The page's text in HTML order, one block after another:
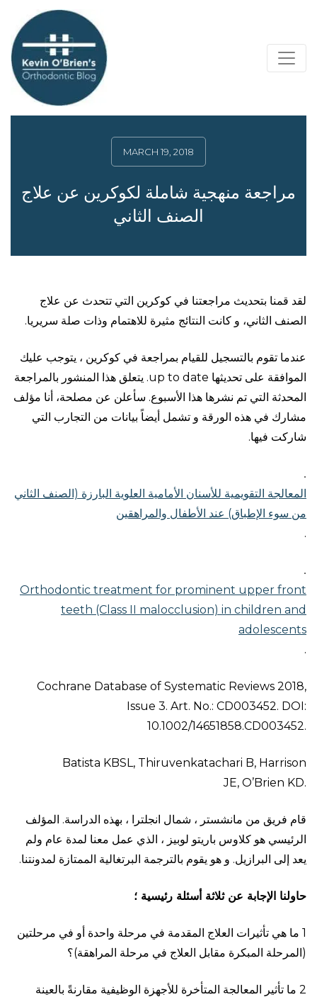
MARCH 19, 2018
مراجعة منهجية شاملة لكوكرين عن علاج
الصنف الثاني
لقد قمنا بتحديث مراجعتنا في كوكرين التي تتحدث عن علاج
الصنف الثاني، و كانت النتائج مثيرة للاهتمام وذات صلة سريريا.
عندما تقوم بالتسجيل للقيام بمراجعة في كوكرين ، يتوجب عليك
الموافقة على تحديثها up to date. يتعلق هذا المنشور بالمراجعة
المحدثة التي تم نشرها هذا الأسبوع. سأعلن عن مصلحة، أنا مؤلف
مشارك في هذه الورقة و تشمل أيضاً بيانات من التجارب التي
شاركت فيها.
.
المعالجة التقويمية للأسنان الأمامية العلوية البارزة (الصنف الثاني
من سوء الإطباق) عند الأطفال والمراهقين
.
.
Orthodontic treatment for prominent upper front
teeth (Class II malocclusion) in children and
adolescents
.
Cochrane Database of Systematic Reviews 2018,
Issue 3. Art. No.: CD003452. DOI:
10.1002/14651858.CD003452.
Batista KBSL, Thiruvenkatachari B, Harrison
JE, O’Brien KD.
قام فريق من مانشستر ، شمال انجلترا ، بهذه الدراسة. المؤلف
الرئيسي هو كلاوس باريتو لوبيز ، الذي عمل معنا لمدة عام ولم
يعد إلى البرازيل. و هو يقوم بالترجمة البرتغالية الممتازة لمدونتنا.
حاولنا الإجابة عن ثلاثة أسئلة رئيسية ؛
1 ما هي تأثيرات العلاج المقدمة في مرحلة واحدة أو في مرحلتين
(المرحلة المبكرة مقابل العلاج في مرحلة المراهقة)؟
2 ما تأثير المعالجة المتأخرة للأجهزة الوظيفية مقارنةً بالعينة